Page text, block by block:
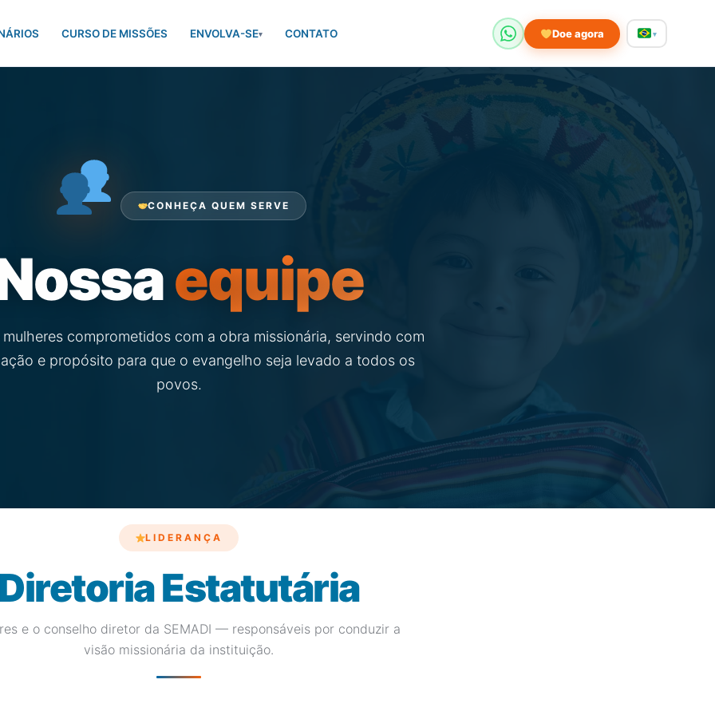
CURSO DE MISSÕES ENVOLVA-SE▾ CONTATO Doe agora ▾
CONHEÇA QUEM SERVE
equipe
mulheres comprometidos com a obra missionária, servindo com
e propósito para que o evangelho seja levado a todos os
povos.
LIDERANÇA
Diretoria Estatutária
e o conselho diretor da SEMADI — responsáveis por conduzir a
visão missionária da instituição.